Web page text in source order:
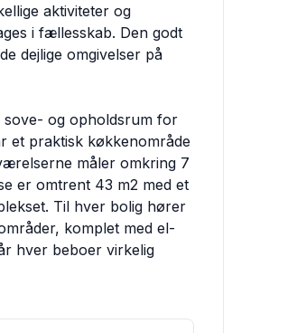
aktiviteter og
i fællesskab. Den godt
dejlige omgivelser på
sove- og opholdsrum for
et praktisk køkkenområde
måler omkring 7
er omtrent 43 m2 med et
Til hver bolig hører
komplet med el-
hver beboer virkelig